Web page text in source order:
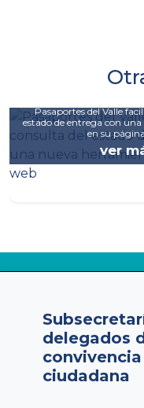
Pasaportes del Valle
estado de entrega con
en su
ver
delegados
ciudadana